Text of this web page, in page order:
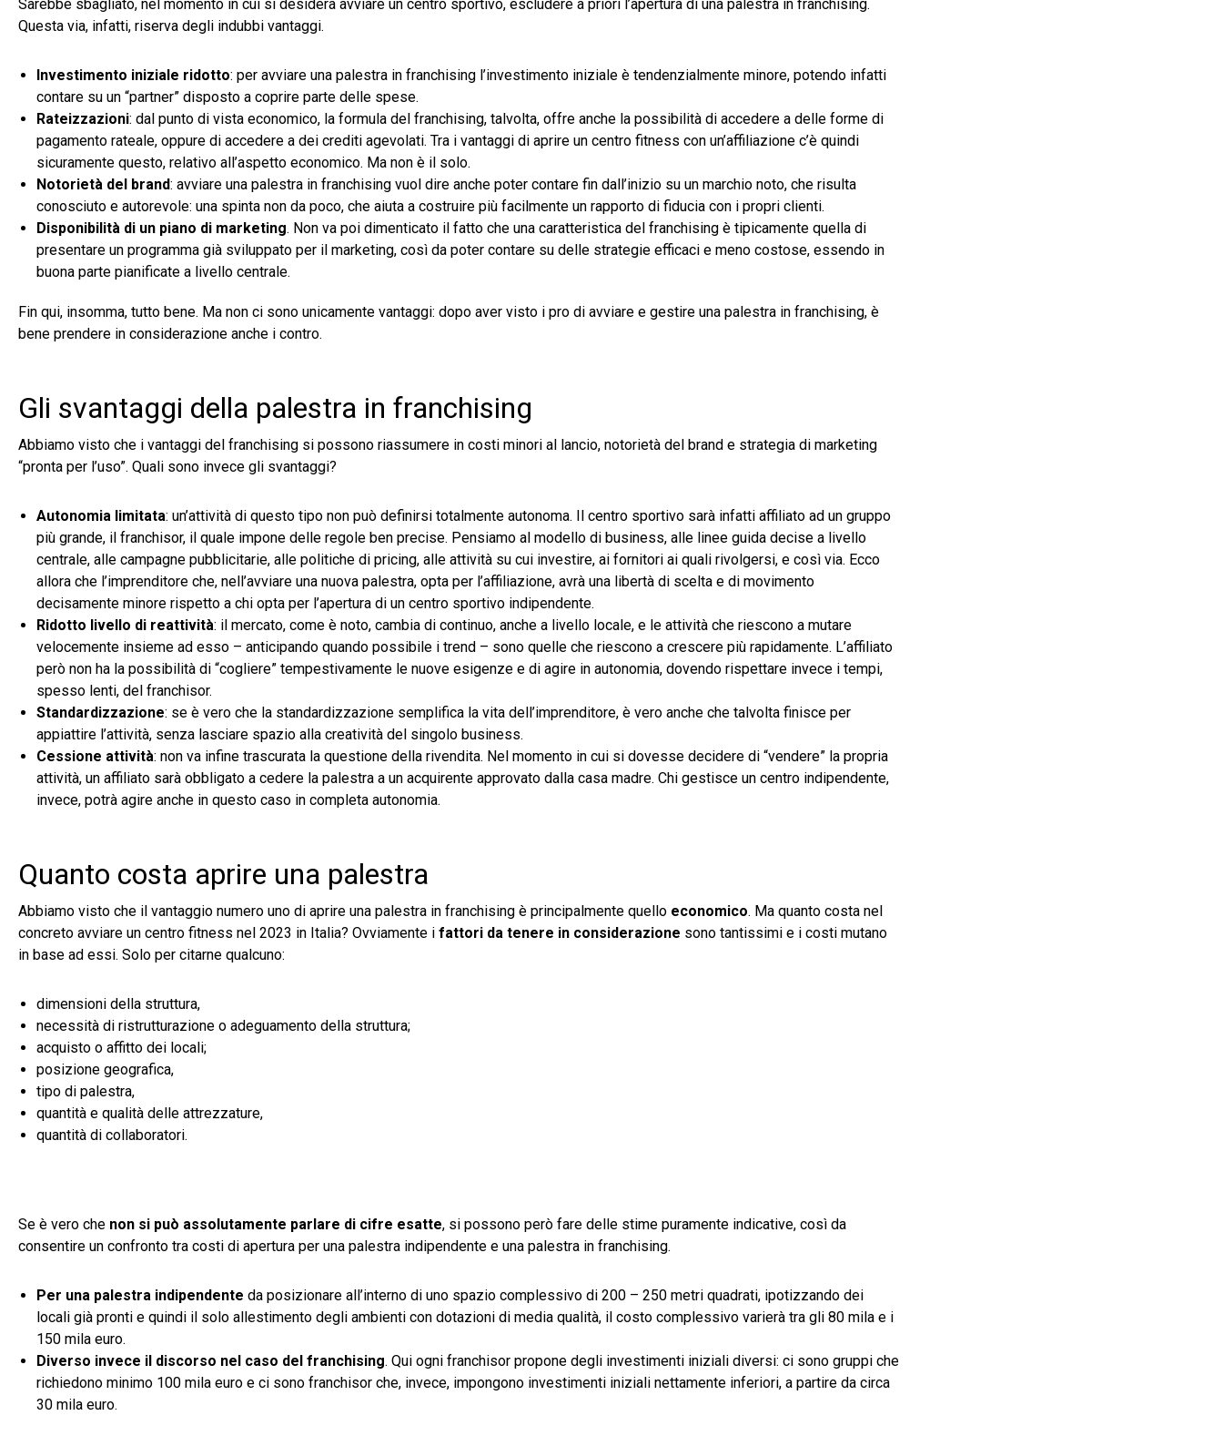
Sarebbe sbagliato, nel momento in cui si desidera avviare un centro sportivo, escludere a priori l’apertura di una palestra in franchising.
Questa via, infatti, riserva degli indubbi vantaggi.
Investimento iniziale ridotto: per avviare una palestra in franchising l’investimento iniziale è tendenzialmente minore, potendo infatti
contare su un “partner” disposto a coprire parte delle spese.
Rateizzazioni: dal punto di vista economico, la formula del franchising, talvolta, offre anche la possibilità di accedere a delle forme di
pagamento rateale, oppure di accedere a dei crediti agevolati. Tra i vantaggi di aprire un centro fitness con un’affiliazione c’è quindi
sicuramente questo, relativo all’aspetto economico. Ma non è il solo.
Notorietà del brand: avviare una palestra in franchising vuol dire anche poter contare fin dall’inizio su un marchio noto, che risulta
conosciuto e autorevole: una spinta non da poco, che aiuta a costruire più facilmente un rapporto di fiducia con i propri clienti.
Disponibilità di un piano di marketing. Non va poi dimenticato il fatto che una caratteristica del franchising è tipicamente quella di
presentare un programma già sviluppato per il marketing, così da poter contare su delle strategie efficaci e meno costose, essendo in
buona parte pianificate a livello centrale.
Fin qui, insomma, tutto bene. Ma non ci sono unicamente vantaggi: dopo aver visto i pro di avviare e gestire una palestra in franchising, è
bene prendere in considerazione anche i contro.
Gli svantaggi della palestra in franchising
Abbiamo visto che i vantaggi del franchising si possono riassumere in costi minori al lancio, notorietà del brand e strategia di marketing
“pronta per l’uso”. Quali sono invece gli svantaggi?
Autonomia limitata: un’attività di questo tipo non può definirsi totalmente autonoma. Il centro sportivo sarà infatti affiliato ad un gruppo
più grande, il franchisor, il quale impone delle regole ben precise. Pensiamo al modello di business, alle linee guida decise a livello
centrale, alle campagne pubblicitarie, alle politiche di pricing, alle attività su cui investire, ai fornitori ai quali rivolgersi, e così via. Ecco
allora che l’imprenditore che, nell’avviare una nuova palestra, opta per l’affiliazione, avrà una libertà di scelta e di movimento
decisamente minore rispetto a chi opta per l’apertura di un centro sportivo indipendente.
Ridotto livello di reattività: il mercato, come è noto, cambia di continuo, anche a livello locale, e le attività che riescono a mutare
velocemente insieme ad esso – anticipando quando possibile i trend – sono quelle che riescono a crescere più rapidamente. L’affiliato
però non ha la possibilità di “cogliere” tempestivamente le nuove esigenze e di agire in autonomia, dovendo rispettare invece i tempi,
spesso lenti, del franchisor.
Standardizzazione: se è vero che la standardizzazione semplifica la vita dell’imprenditore, è vero anche che talvolta finisce per
appiattire l’attività, senza lasciare spazio alla creatività del singolo business.
Cessione attività: non va infine trascurata la questione della rivendita. Nel momento in cui si dovesse decidere di “vendere” la propria
attività, un affiliato sarà obbligato a cedere la palestra a un acquirente approvato dalla casa madre. Chi gestisce un centro indipendente,
invece, potrà agire anche in questo caso in completa autonomia.
Quanto costa aprire una palestra
Abbiamo visto che il vantaggio numero uno di aprire una palestra in franchising è principalmente quello economico. Ma quanto costa nel
concreto avviare un centro fitness nel 2023 in Italia? Ovviamente i fattori da tenere in considerazione sono tantissimi e i costi mutano
in base ad essi. Solo per citarne qualcuno:
dimensioni della struttura,
necessità di ristrutturazione o adeguamento della struttura;
acquisto o affitto dei locali;
posizione geografica,
tipo di palestra,
quantità e qualità delle attrezzature,
quantità di collaboratori.
Se è vero che non si può assolutamente parlare di cifre esatte, si possono però fare delle stime puramente indicative, così da
consentire un confronto tra costi di apertura per una palestra indipendente e una palestra in franchising.
Per una palestra indipendente da posizionare all’interno di uno spazio complessivo di 200 – 250 metri quadrati, ipotizzando dei
locali già pronti e quindi il solo allestimento degli ambienti con dotazioni di media qualità, il costo complessivo varierà tra gli 80 mila e i
150 mila euro.
Diverso invece il discorso nel caso del franchising. Qui ogni franchisor propone degli investimenti iniziali diversi: ci sono gruppi che
richiedono minimo 100 mila euro e ci sono franchisor che, invece, impongono investimenti iniziali nettamente inferiori, a partire da circa
30 mila euro.